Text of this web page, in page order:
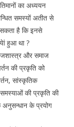
का अध्ययन
समस्यों अतीत से
सकता है कि इनसे
हुआ था ?
और समाज
की प्रकृति को
सांस्कृतिक
समस्याओं की प्रकृति की
अनुसन्धान के प्रयोग